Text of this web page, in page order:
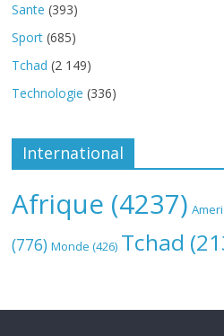
Sante (393)
Sport (685)
Tchad (2 149)
Technologie (336)
International
Afrique (4237)
(776) Monde (426) Tchad